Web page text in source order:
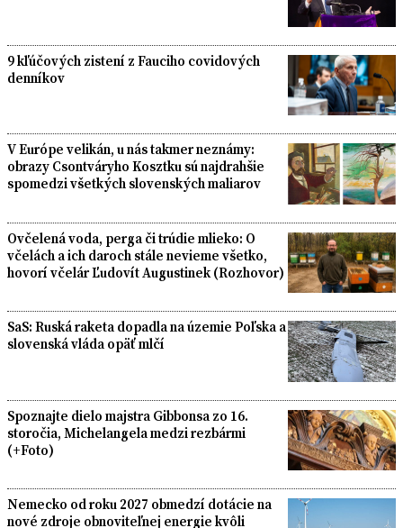
9 kľúčových zistení z Fauciho covidových
denníkov
V Európe velikán, u nás takmer neznámy:
obrazy Csontváryho Kosztku sú najdrahšie
spomedzi všetkých slovenských maliarov
Ovčelená voda, perga či trúdie mlieko: O
včelách a ich daroch stále nevieme všetko,
hovorí včelár Ľudovít Augustinek (Rozhovor)
SaS: Ruská raketa dopadla na územie Poľska a
slovenská vláda opäť mlčí
Spoznajte dielo majstra Gibbonsa zo 16.
storočia, Michelangela medzi rezbármi
(+Foto)
Nemecko od roku 2027 obmedzí dotácie na
nové zdroje obnoviteľnej energie kvôli